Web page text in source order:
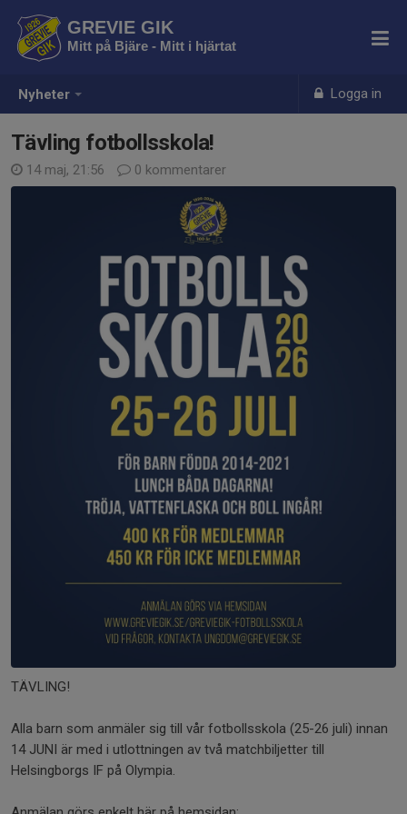
Nyheter Logga in
GREVIE GIK
Mitt på Bjäre - Mitt i hjärtat
Tävling fotbollsskola!
14 maj, 21:56 0 kommentarer
TÄVLING!
Alla barn som anmäler sig till vår fotbollsskola (25-26 juli) innan
14 JUNI är med i utlottningen av två matchbiljetter till
Helsingborgs IF på Olympia.